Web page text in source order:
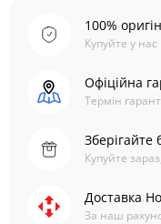
100%
Купуйте у нас
Офіційна
Термін
Зберігайте
Купуйте
Доставка
За наш